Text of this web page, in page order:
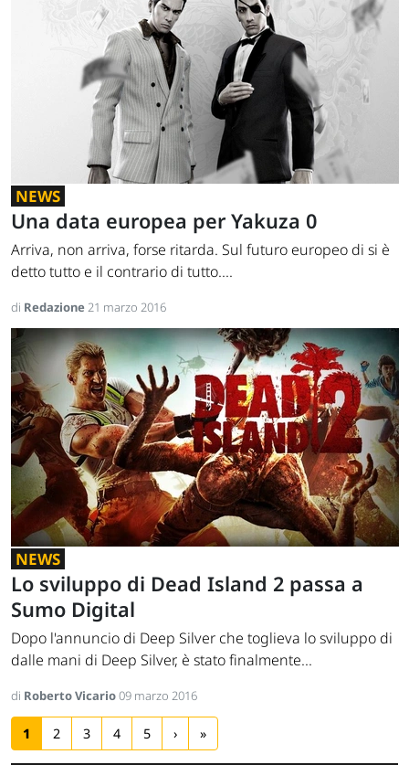
NEWS
Una data europea per Yakuza 0
Arriva, non arriva, forse ritarda. Sul futuro europeo di si è
detto tutto e il contrario di tutto....
di Redazione21 marzo 2016
NEWS
Lo sviluppo di Dead Island 2 passa a
Sumo Digital
Dopo l'annuncio di Deep Silver che toglieva lo sviluppo di
dalle mani di Deep Silver, è stato finalmente...
di Roberto Vicario09 marzo 2016
1 2 3 4 5 › »